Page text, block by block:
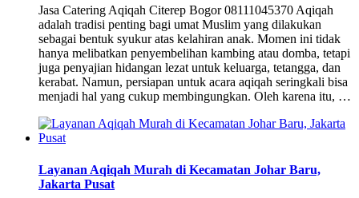
Jasa Catering Aqiqah Citerep Bogor 08111045370 Aqiqah
adalah tradisi penting bagi umat Muslim yang dilakukan
sebagai bentuk syukur atas kelahiran anak. Momen ini tidak
hanya melibatkan penyembelihan kambing atau domba, tetapi
juga penyajian hidangan lezat untuk keluarga, tetangga, dan
kerabat. Namun, persiapan untuk acara aqiqah seringkali bisa
menjadi hal yang cukup membingungkan. Oleh karena itu, …
Layanan Aqiqah Murah di Kecamatan Johar Baru,
Jakarta Pusat